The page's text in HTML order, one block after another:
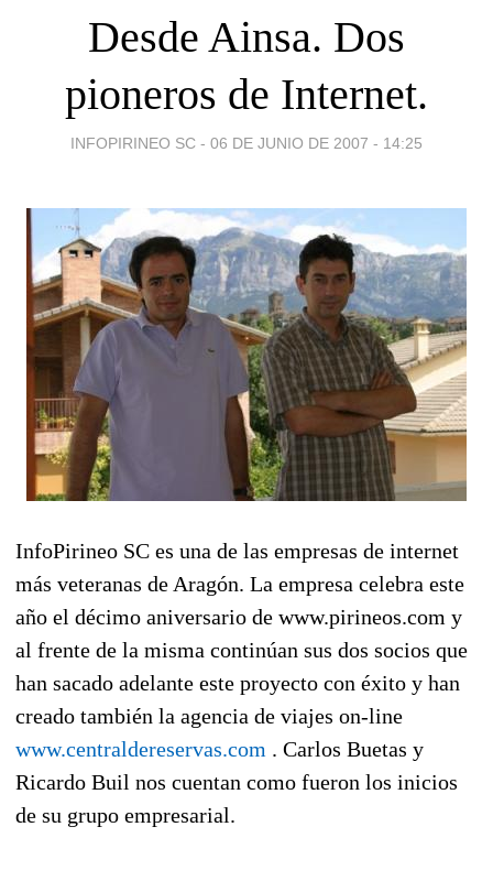
Desde Ainsa. Dos
pioneros de Internet.
INFOPIRINEO SC - 06 DE JUNIO DE 2007 - 14:25
InfoPirineo SC es una de las empresas de internet
más veteranas de Aragón. La empresa celebra este
año el décimo aniversario de www.pirineos.com y
al frente de la misma continúan sus dos socios que
han sacado adelante este proyecto con éxito y han
creado también la agencia de viajes on-line
www.centraldereservas.com . Carlos Buetas y
Ricardo Buil nos cuentan como fueron los inicios
de su grupo empresarial.